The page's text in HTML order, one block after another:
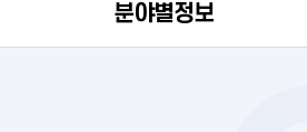
분야별정보